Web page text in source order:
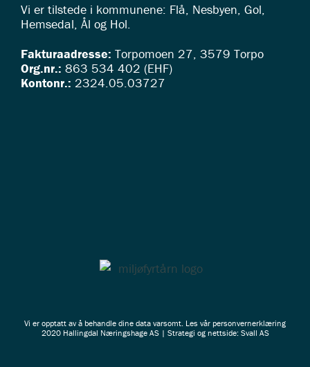
Vi er tilstede i kommunene: Flå, Nesbyen, Gol,
Hemsedal, Ål og Hol.
Fakturaadresse: Torpomoen 27, 3579 Torpo
Org.nr.: 863 534 402 (EHF)
Kontonr.: 2324.05.03727
Vi er opptatt av å behandle dine data varsomt. Les vår personvernerklæring
2020 Hallingdal Næringshage AS | Strategi og nettside: Svall AS